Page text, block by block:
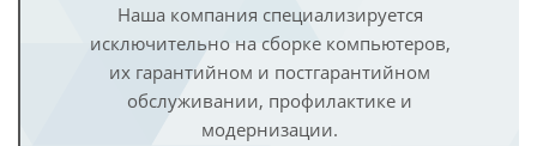
Наша компания специализируется
исключительно на сборке компьютеров,
их гарантийном и постгарантийном
обслуживании, профилактике и
модернизации.